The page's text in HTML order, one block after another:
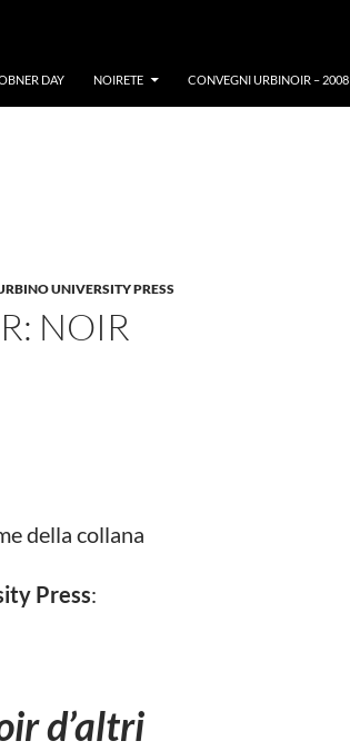
DAY NOIRETE CONVEGNI URBINOIR – 2008
UNIVERSITY PRESS
NOIR
della collana
Press:
d’altri